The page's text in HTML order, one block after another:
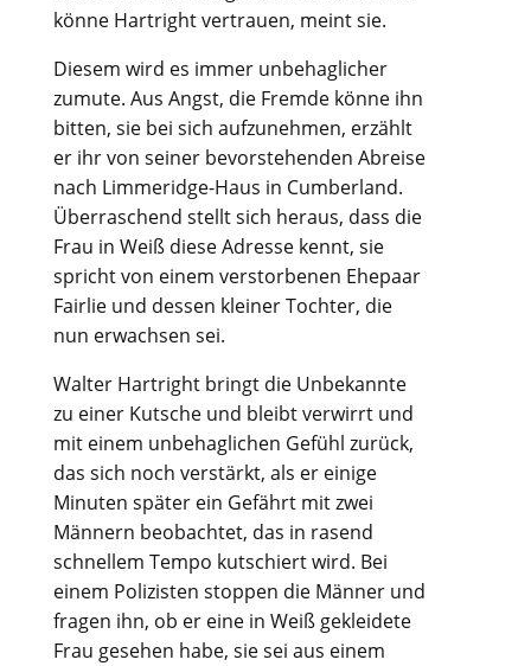
könne Hartright vertrauen, meint sie.
Diesem wird es immer unbehaglicher
zumute. Aus Angst, die Fremde könne ihn
bitten, sie bei sich aufzunehmen, erzählt
er ihr von seiner bevorstehenden Abreise
nach Limmeridge-Haus in Cumberland.
Überraschend stellt sich heraus, dass die
Frau in Weiß diese Adresse kennt, sie
spricht von einem verstorbenen Ehepaar
Fairlie und dessen kleiner Tochter, die
nun erwachsen sei.
Walter Hartright bringt die Unbekannte
zu einer Kutsche und bleibt verwirrt und
mit einem unbehaglichen Gefühl zurück,
das sich noch verstärkt, als er einige
Minuten später ein Gefährt mit zwei
Männern beobachtet, das in rasend
schnellem Tempo kutschiert wird. Bei
einem Polizisten stoppen die Männer und
fragen ihn, ob er eine in Weiß gekleidete
Frau gesehen habe, sie sei aus einem